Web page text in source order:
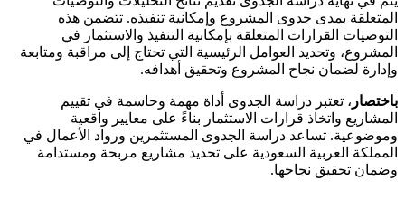
المتعلقة بمدى جدوى المشروع وإمكانية تنفيذه. تتضمن هذه
التوصيات القرارات المتعلقة بإمكانية التنفيذ والاستثمار في
المشروع، وتحديد العوامل الرئيسية التي تحتاج إلى مراقبة ومتابعة
وإدارة لضمان نجاح المشروع وتحقيق أهدافه.
باختصار، تعتبر دراسة الجدوى أداة مهمة وحاسمة في تقييم
المشاريع واتخاذ قرارات الاستثمار بناءً على معايير واقعية
وموضوعية. تساعد دراسة الجدوى المستثمرين ورواد الأعمال في
المملكة العربية السعودية على تحديد مشاريع مربحة ومستدامة
وضمان تحقيق نجاحها.